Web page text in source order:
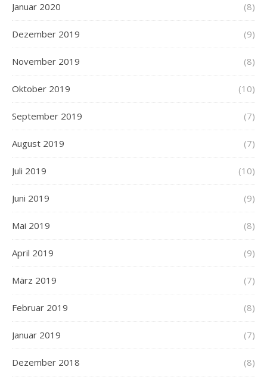
Januar 2020 (8)
Dezember 2019 (9)
November 2019 (8)
Oktober 2019 (10)
September 2019 (7)
August 2019 (7)
Juli 2019 (10)
Juni 2019 (9)
Mai 2019 (8)
April 2019 (9)
März 2019 (7)
Februar 2019 (8)
Januar 2019 (7)
Dezember 2018 (8)